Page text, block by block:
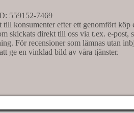
559152-7469
konsumenter efter ett genomfört köp
skickats direkt till oss via t.ex. e-
För recensioner som lämnas utan
ge en vinklad bild av våra tjänster.